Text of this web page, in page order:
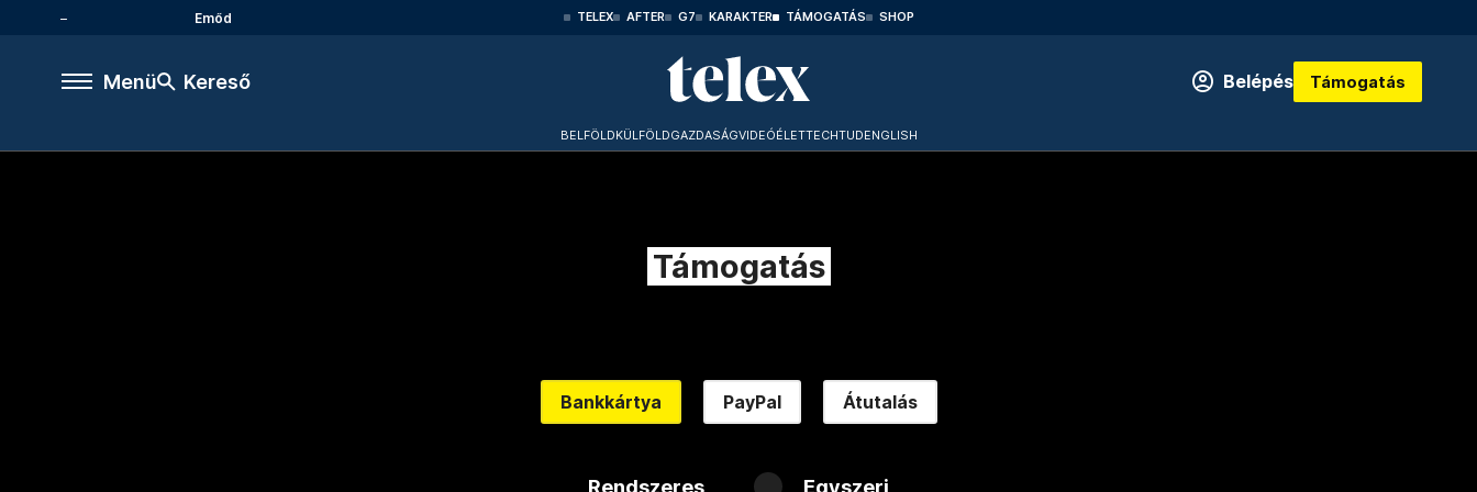
Emőd TELEX AFTER G7 KARAKTER TÁMOGATÁS SHOP
Menü Kereső Belépés Támogatás
BELFÖLDKÜLFÖLDGAZDASÁGVIDEÓÉLETTECHTUDENGLISH
Támogatás
Bankkártya PayPal Átutalás
Rendszeres Egyszeri